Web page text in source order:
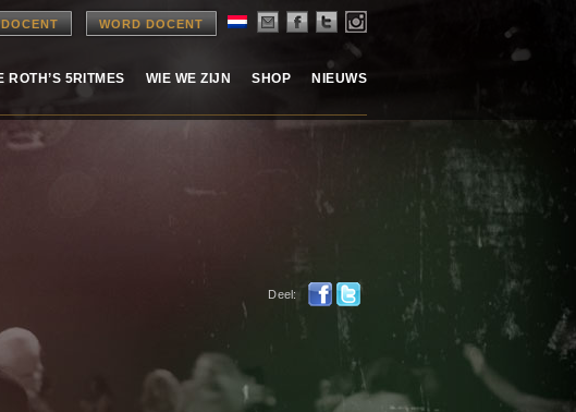
WORD DOCENT
ROTH’S 5RITMES WIE WE ZIJN SHOP NIEUWS
Deel: